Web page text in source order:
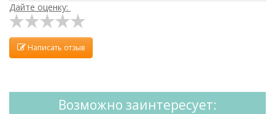
Дайте оценку:
Написать отзыв
Возможно заинтересует: